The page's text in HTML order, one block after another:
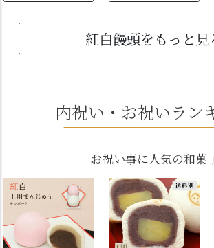
紅白饅頭をもっと見
内祝い・お祝いラン
お祝い事に人気の和菓